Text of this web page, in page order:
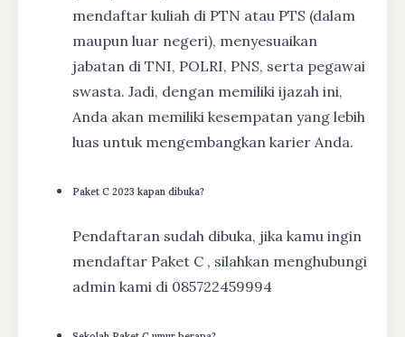
mendaftar kuliah di PTN atau PTS (dalam
maupun luar negeri), menyesuaikan
jabatan di TNI, POLRI, PNS, serta pegawai
swasta. Jadi, dengan memiliki ijazah ini,
Anda akan memiliki kesempatan yang lebih
luas untuk mengembangkan karier Anda.
Paket C 2023 kapan dibuka?
Pendaftaran sudah dibuka, jika kamu ingin
mendaftar Paket C , silahkan menghubungi
admin kami di 085722459994